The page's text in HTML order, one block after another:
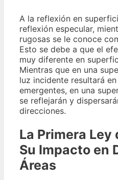
A la reflexión en
reflexión especular,
rugosas se le conoce
Esto se debe a que el
muy diferente en
Mientras que en una
luz incidente resultará
emergentes, en una
se reflejarán y
direcciones.
La Primera Ley
Su Impacto en
Áreas